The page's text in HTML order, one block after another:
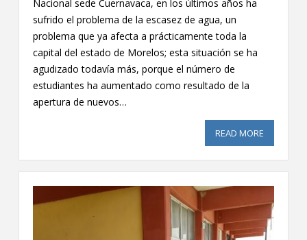
Nacional sede Cuernavaca, en los últimos años ha
sufrido el problema de la escasez de agua, un
problema que ya afecta a prácticamente toda la
capital del estado de Morelos; esta situación se ha
agudizado todavía más, porque el número de
estudiantes ha aumentado como resultado de la
apertura de nuevos…
READ MORE